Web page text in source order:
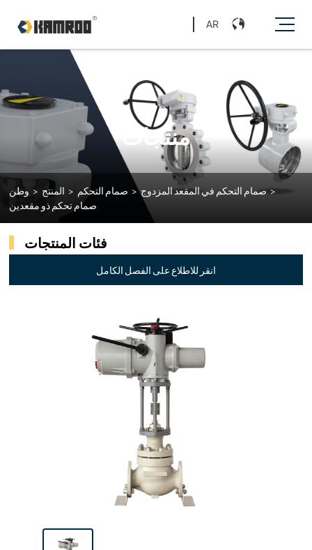
AR
منتجات
وطن > المنتج > صمام التحكم > صمام التحكم في المقعد المزدوج >
صمام تحكم ذو مقعدين
فئات المنتجات
انقر للاطلاع على الفصل الكامل